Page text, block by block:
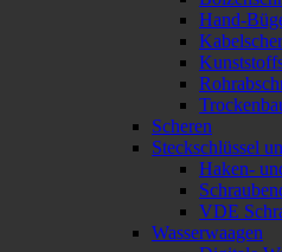
Hand-
Scheren
Steckschlüssel
Haken-
VDE
Wasserwaagen